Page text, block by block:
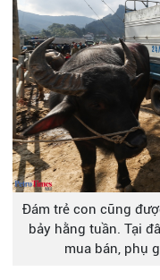
Đám trẻ con cũng
bảy hằng tuần. Tại
mua bán, phụ